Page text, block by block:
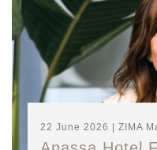
22 June 2026 | ZIMA